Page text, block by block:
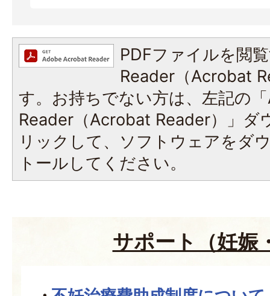
PDFファイルを閲
Reader（Acrobat
す。お持ちでない方は、左記の
Reader（Acrobat Reader）」ダ
リックして、ソフトウェアをダ
トールしてください。
サポート（妊娠